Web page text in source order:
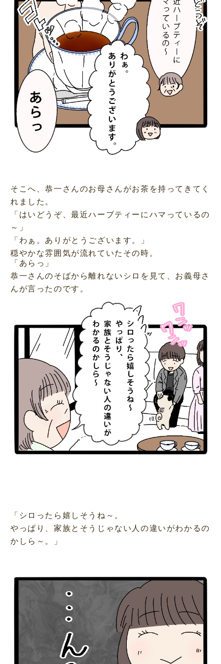
そこへ、恭一さんのお母さんがお茶を持ってきてく
れました。
「はいどうぞ、最近ハーブティーにハマっているの
～」
「わぁ。ありがとうございます。」
穏やかな雰囲気が流れていたその時。
「あらっ」
恭一さんのそばから離れないシロを見て、お義母さ
んが言ったのです。
「シロったら嬉しそうね～。
やっぱり、家族とそうじゃない人の違いがわかるの
かしら～。」